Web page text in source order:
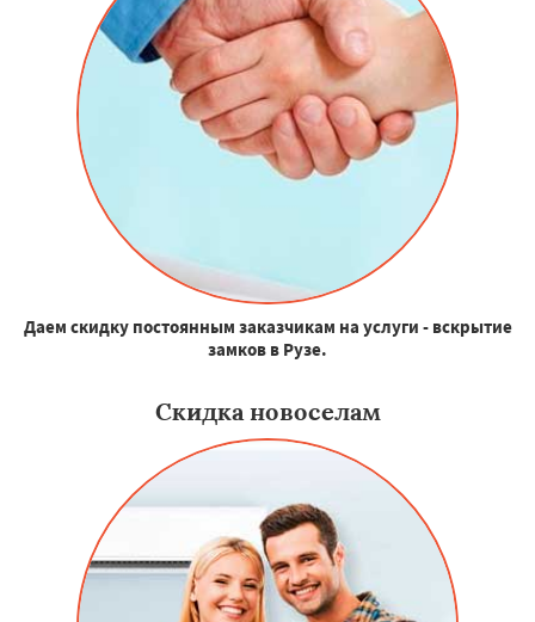
Даем скидку постоянным заказчикам на услуги - вскрытие
замков в Рузе.
Скидка новоселам